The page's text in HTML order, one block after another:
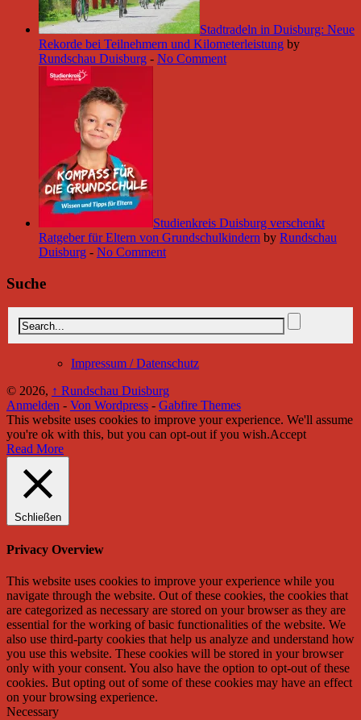
Stadtradeln in Duisburg: Neue
Rekorde bei Teilnehmern und Kilometerleistung by
Rundschau Duisburg - No Comment
Studienkreis Duisburg verschenkt
Ratgeber für Eltern von Grundschulkindern by Rundschau
Duisburg - No Comment
Suche
Impressum / Datenschutz
© 2026, ↑ Rundschau Duisburg
Anmelden - Von Wordpress - Gabfire Themes
This website uses cookies to improve your experience. We'll assume
you're ok with this, but you can opt-out if you wish.Accept
Read More
Schließen
Privacy Overview
This website uses cookies to improve your experience while you
navigate through the website. Out of these cookies, the cookies that
are categorized as necessary are stored on your browser as they are
essential for the working of basic functionalities of the website. We
also use third-party cookies that help us analyze and understand how
you use this website. These cookies will be stored in your browser
only with your consent. You also have the option to opt-out of these
cookies. But opting out of some of these cookies may have an effect
on your browsing experience.
Necessary